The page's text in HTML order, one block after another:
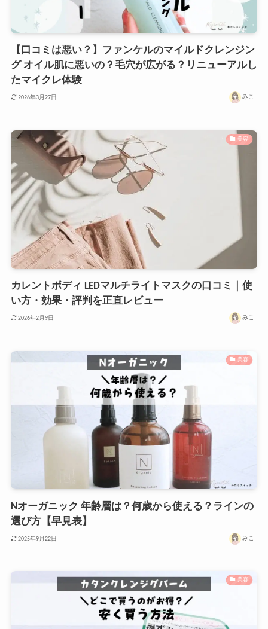
【口コミは悪い？】ファンケルのマイルドクレンジン
グ オイル肌に悪いの？毛穴が広がる？リニューアルし
たマイクレ体験
2026年3月27日 みこ
美容
カレントボディ LEDマルチライトマスクの口コミ｜使
い方・効果・評判を正直レビュー
2026年2月9日 みこ
美容
Nオーガニック 年齢層は？何歳から使える？ラインの
選び方【早見表】
2025年9月22日 みこ
美容